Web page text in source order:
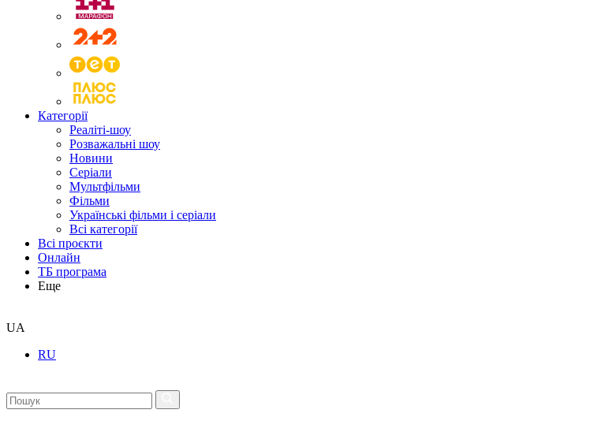
Категорії
Реаліті-шоу
Розважальні шоу
Новини
Серіали
Мультфільми
Фільми
Українські фільми і серіали
Всі категорії
Всі проєкти
Онлайн
ТБ програма
Еще
UA
RU